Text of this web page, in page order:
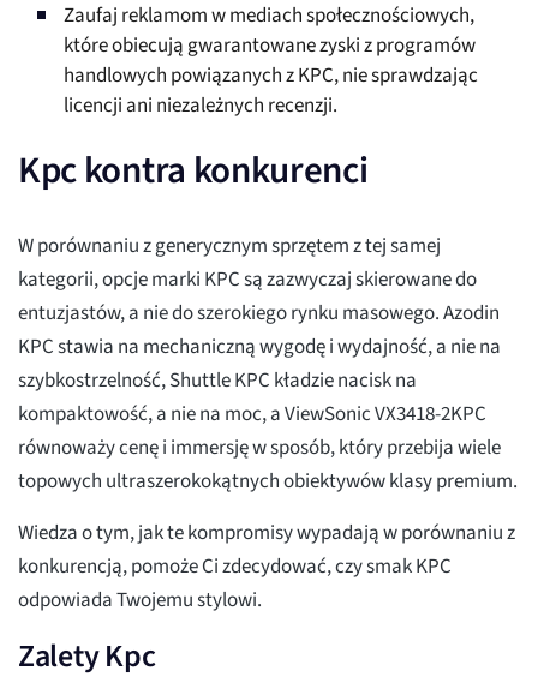
Zaufaj reklamom w mediach społecznościowych,
które obiecują gwarantowane zyski z programów
handlowych powiązanych z KPC, nie sprawdzając
licencji ani niezależnych recenzji.
Kpc kontra konkurenci
W porównaniu z generycznym sprzętem z tej samej
kategorii, opcje marki KPC są zazwyczaj skierowane do
entuzjastów, a nie do szerokiego rynku masowego. Azodin
KPC stawia na mechaniczną wygodę i wydajność, a nie na
szybkostrzelność, Shuttle KPC kładzie nacisk na
kompaktowość, a nie na moc, a ViewSonic VX3418-2KPC
równoważy cenę i immersję w sposób, który przebija wiele
topowych ultraszerokokątnych obiektywów klasy premium.
Wiedza o tym, jak te kompromisy wypadają w porównaniu z
konkurencją, pomoże Ci zdecydować, czy smak KPC
odpowiada Twojemu stylowi.
Zalety Kpc